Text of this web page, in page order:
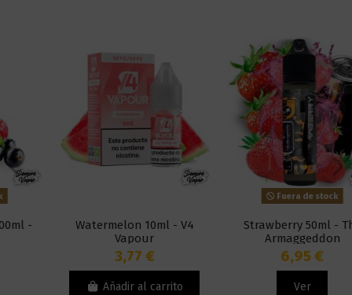
Watermelon 10ml - V4
Añadir al carrito
Fuera de stock
Strawberry 50ml - The
Armaggeddon
6,95 €